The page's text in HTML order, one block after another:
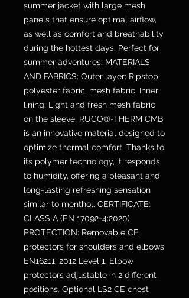
summer jacket with large mesh
panels that ensure optimal airflow,
as well as comfort and breathability
during the hottest days. Perfect for
summer adventures. MATERIALS
AND FABRICS: Outer layer: Ripstop
polyester fabric, mesh fabric. Inner
lining: Light and fresh mesh fabric
on the sleeve. RUCO®-THERM CMB
is an innovative material designed to
optimize thermal comfort. Thanks to
its polymer technology, it responds
to humidity, offering a pleasant and
long-lasting refreshing sensation
similar to menthol. CERTIFICATE:
CLASS A (EN 17092-4:2020).
PROTECTION: Removable CE
protectors for shoulders and elbows
EN16211: 2012 Level 1. Elbow
protectors adjustable in 2 different
positions. Optional LS2 CE chest